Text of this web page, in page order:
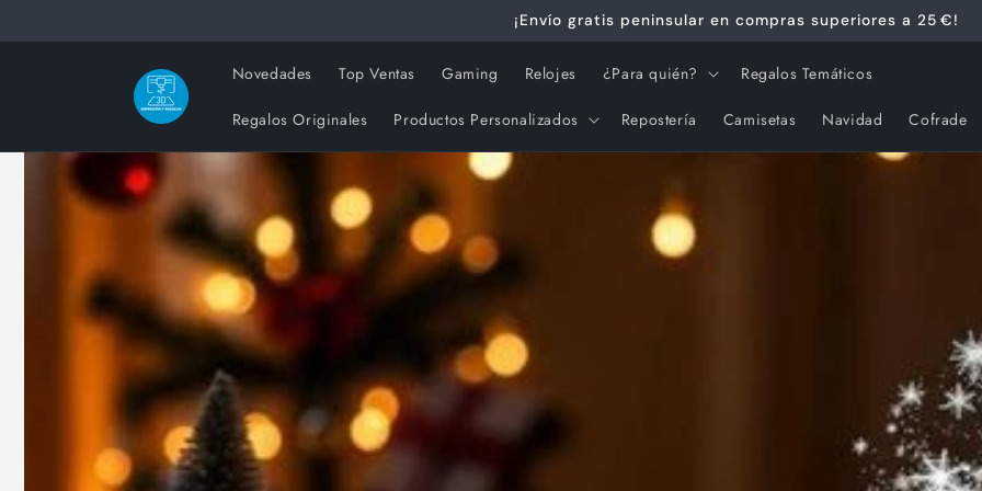
al contenido
¡Envío gratis peninsular en compras superiores a 25 €!
Novedades Top Ventas Gaming Relojes ¿Para quién? Regalos Temáticos
Regalos Originales Productos Personalizados Repostería Camisetas Navidad Cofrade